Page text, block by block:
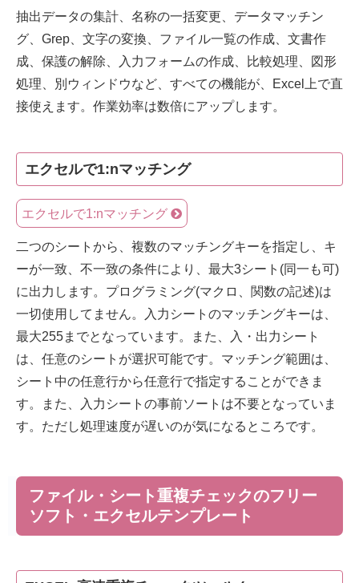
抽出データの集計、名称の一括変更、データマッチン
グ、Grep、文字の変換、ファイル一覧の作成、文書作
成、保護の解除、入力フォームの作成、比較処理、図形
処理、別ウィンドウなど、すべての機能が、Excel上で直
接使えます。作業効率は数倍にアップします。
エクセルで1:nマッチング
エクセルで1:nマッチング
二つのシートから、複数のマッチングキーを指定し、キ
ーが一致、不一致の条件により、最大3シート(同一も可)
に出力します。プログラミング(マクロ、関数の記述)は
一切使用してません。入力シートのマッチングキーは、
最大255までとなっています。また、入・出力シート
は、任意のシートが選択可能です。マッチング範囲は、
シート中の任意行から任意行で指定することができま
す。また、入力シートの事前ソートは不要となっていま
す。ただし処理速度が遅いのが気になるところです。
ファイル・シート重複チェックのフリー
ソフト・エクセルテンプレート